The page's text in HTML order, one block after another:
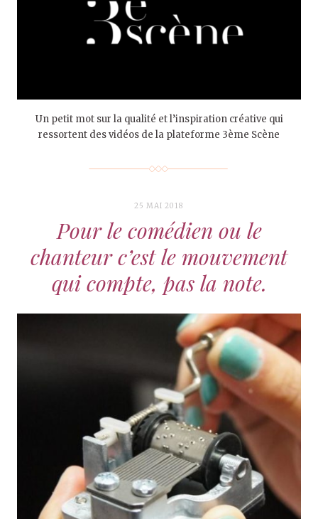
Un petit mot sur la qualité et l’inspiration créative qui
ressortent des vidéos de la plateforme 3ème Scène
25 MAI 2018
Pour le comédien ou le
chanteur c’est le mouvement
qui compte, pas la note.